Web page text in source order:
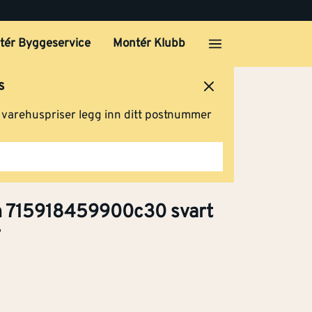
Byggeservice Montér Klubb
legg inn ditt postnummer
715918459900c30 svart